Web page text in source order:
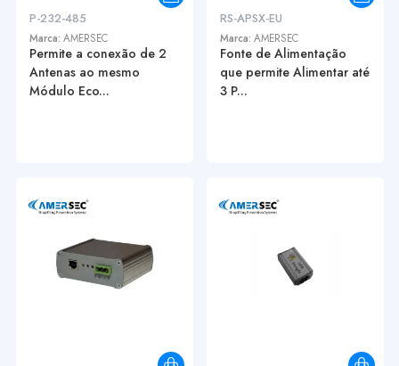
P-232-485
Marca: AMERSEC
Permite a conexão de 2
Antenas ao mesmo
Módulo Eco...
RS-APSX-EU
Marca: AMERSEC
Fonte de Alimentação
que permite Alimentar até
3 P...